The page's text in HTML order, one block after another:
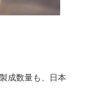
成数量も、日本